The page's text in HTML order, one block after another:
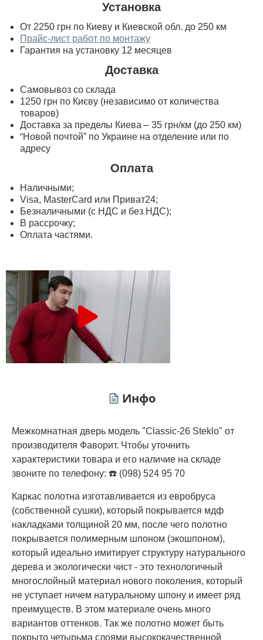
Установка
От 2250 грн по Киеву и Киевской обл. до 250 км
Прайс-лист работ по монтажу
Гарантия на установку 12 месяцев
Доставка
Самовывоз со склада
1250 грн по Києву (независимо от количества
товаров)
Доставка за пределы Киева – 35 грн/км (до 250 км)
“Новой почтой” по Украине на отделение или по
адресу
Оплата
Наличными;
Visa, MasterСard или Приват24;
Безналичными (с НДС и без НДС);
В рассрочку;
Оплата частями.
Инфо
Межкомнатная дверь модель "Classic-26 Steklo" от
производителя Фаворит. Чтобы уточнить
характеристики товара и его наличие на складе
звоните по телефону: ☎️ (098) 524 95 70
Каркас полотна изготавливается из евробруса
(собственной сушки), который покрывается мдф
накладками толщиной 20 мм, после чего полотно
покрывается полимерным шпоном (экошпоном),
который идеально имитирует структуру натурального
дерева и экологически чист - это технологичный
многослойный материал нового поколения, который
не уступает ничем натуральному шпону и имеет ряд
преимуществ. В этом материале очень много
вариантов оттенков. Так же полотно может быть
покрыто четырьма слоями высококачественной